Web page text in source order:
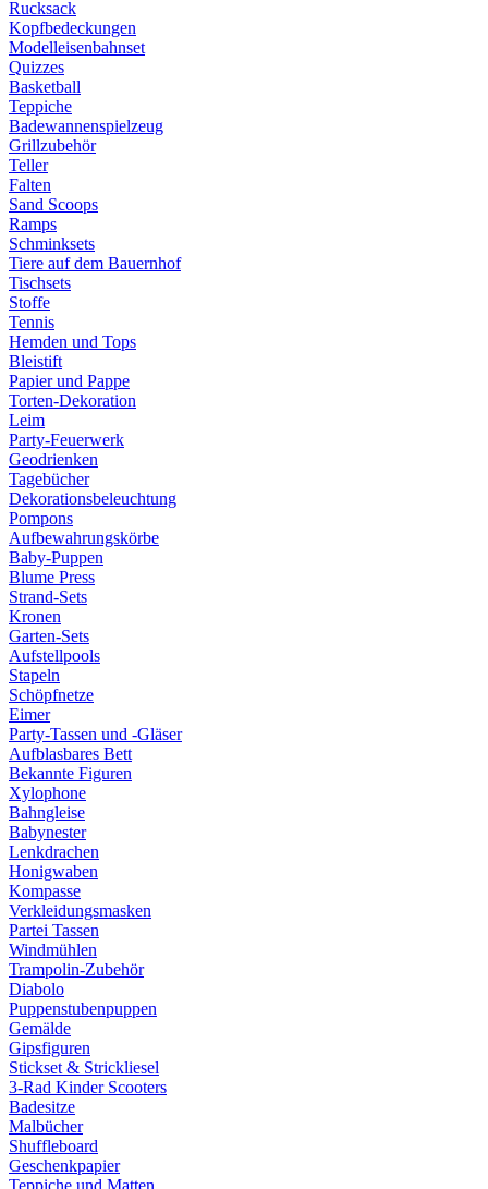
Rucksack
Kopfbedeckungen
Modelleisenbahnset
Quizzes
Basketball
Teppiche
Badewannenspielzeug
Grillzubehör
Teller
Falten
Sand Scoops
Ramps
Schminksets
Tiere auf dem Bauernhof
Tischsets
Stoffe
Tennis
Hemden und Tops
Bleistift
Papier und Pappe
Torten-Dekoration
Leim
Party-Feuerwerk
Geodrienken
Tagebücher
Dekorationsbeleuchtung
Pompons
Aufbewahrungskörbe
Baby-Puppen
Blume Press
Strand-Sets
Kronen
Garten-Sets
Aufstellpools
Stapeln
Schöpfnetze
Eimer
Party-Tassen und -Gläser
Aufblasbares Bett
Bekannte Figuren
Xylophone
Bahngleise
Babynester
Lenkdrachen
Honigwaben
Kompasse
Verkleidungsmasken
Partei Tassen
Windmühlen
Trampolin-Zubehör
Diabolo
Puppenstubenpuppen
Gemälde
Gipsfiguren
Stickset & Strickliesel
3-Rad Kinder Scooters
Badesitze
Malbücher
Shuffleboard
Geschenkpapier
Teppiche und Matten